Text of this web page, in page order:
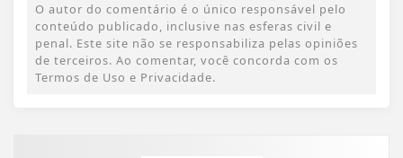
O autor do comentário é o único responsável pelo
conteúdo publicado, inclusive nas esferas civil e
penal. Este site não se responsabiliza pelas opiniões
de terceiros. Ao comentar, você concorda com os
Termos de Uso e Privacidade.